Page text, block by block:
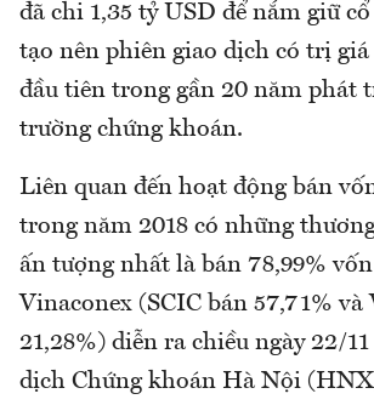
đã chi 1,35 tỷ USD để nắm giữ
tạo nên phiên giao dịch có trị
đầu tiên trong gần 20 năm phát
trường chứng khoán.
Liên quan đến hoạt động bán
trong năm 2018 có những
ấn tượng nhất là bán 78,99%
Vinaconex (SCIC bán 57,71% và
21,28%) diễn ra chiều ngày 22/
dịch Chứng khoán Hà Nội